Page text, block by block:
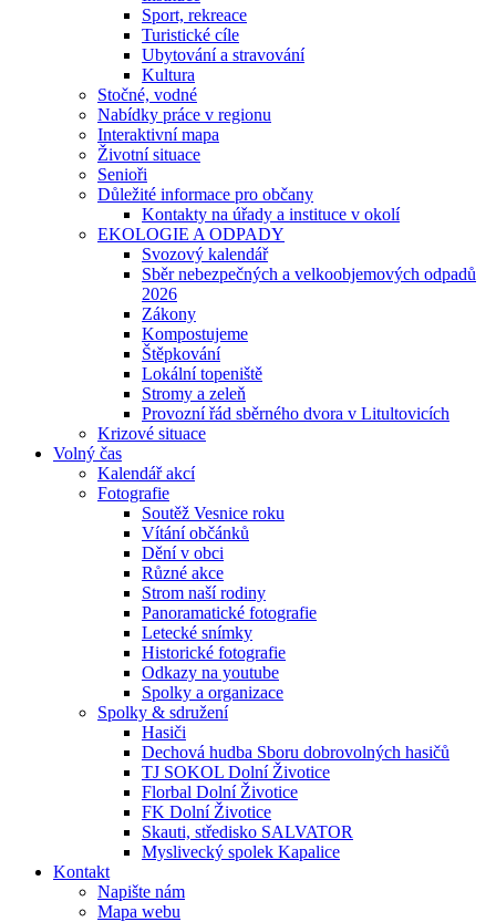
Sport, rekreace
Turistické cíle
Ubytování a stravování
Kultura
Stočné, vodné
Nabídky práce v regionu
Interaktivní mapa
Životní situace
Senioři
Důležité informace pro občany
Kontakty na úřady a instituce v okolí
EKOLOGIE A ODPADY
Svozový kalendář
Sběr nebezpečných a velkoobjemových odpadů
2026
Zákony
Kompostujeme
Štěpkování
Lokální topeniště
Stromy a zeleň
Provozní řád sběrného dvora v Litultovicích
Krizové situace
Volný čas
Kalendář akcí
Fotografie
Soutěž Vesnice roku
Vítání občánků
Dění v obci
Různé akce
Strom naší rodiny
Panoramatické fotografie
Letecké snímky
Historické fotografie
Odkazy na youtube
Spolky a organizace
Spolky & sdružení
Hasiči
Dechová hudba Sboru dobrovolných hasičů
TJ SOKOL Dolní Životice
Florbal Dolní Životice
FK Dolní Životice
Skauti, středisko SALVATOR
Myslivecký spolek Kapalice
Kontakt
Napište nám
Mapa webu